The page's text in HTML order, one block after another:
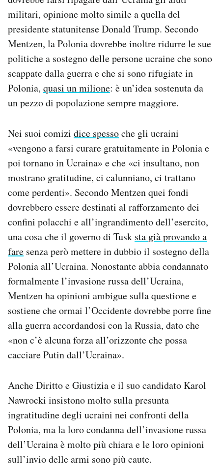
militari, opinione molto simile a quella del
presidente statunitense Donald Trump. Secondo
Mentzen, la Polonia dovrebbe inoltre ridurre le sue
politiche a sostegno delle persone ucraine che sono
scappate dalla guerra e che si sono rifugiate in
Polonia, quasi un milione: è un’idea sostenuta da
un pezzo di popolazione sempre maggiore.
Nei suoi comizi dice spessoche gli ucraini
«vengono a farsi curare gratuitamente in Polonia e
poi tornano in Ucraina» e che «ci insultano, non
mostrano gratitudine, ci calunniano, ci trattano
come perdenti». Secondo Mentzen quei fondi
dovrebbero essere destinati al rafforzamento dei
confini polacchi e all’ingrandimento dell’esercito,
una cosa che il governo di Tusk sta già provando a
fare senza però mettere in dubbio il sostegno della
Polonia all’Ucraina. Nonostante abbia condannato
formalmente l’invasione russa dell’Ucraina,
Mentzen ha opinioni ambigue sulla questione e
sostiene che ormai l’Occidente dovrebbe porre fine
alla guerra accordandosi con la Russia, dato che
«non c’è alcuna forza all’orizzonte che possa
cacciare Putin dall’Ucraina».
Anche Diritto e Giustizia e il suo candidato Karol
Nawrocki insistono molto sulla presunta
ingratitudine degli ucraini nei confronti della
Polonia, ma la loro condanna dell’invasione russa
dell’Ucraina è molto più chiara e le loro opinioni
sull’invio delle armi sono più caute.